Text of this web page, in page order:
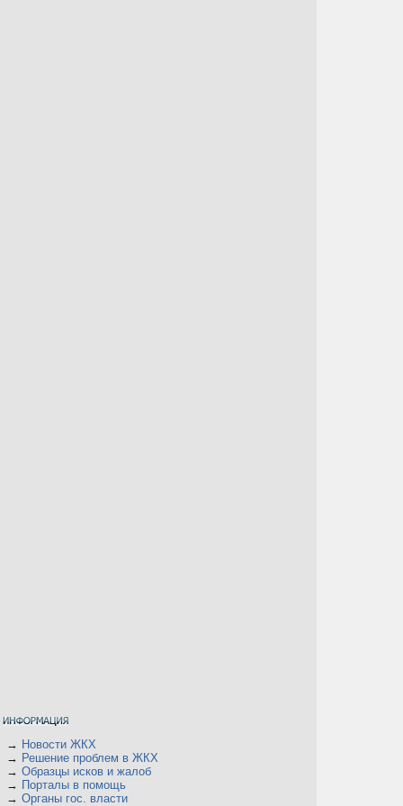
→ Новости ЖКХ
→ Решение проблем в ЖКХ
→ Образцы исков и жалоб
→ Порталы в помощь
→ Органы гос. власти